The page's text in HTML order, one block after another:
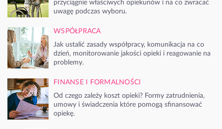
przyciągnie właściwych opiekunów i na co zwracać
uwagę podczas wyboru.
WSPÓŁPRACA
Jak ustalić zasady współpracy, komunikacja na co
dzień, monitorowanie jakości opieki i reagowanie na
problemy.
FINANSE I FORMALNOŚCI
Od czego zależy koszt opieki? Formy zatrudnienia,
umowy i świadczenia które pomogą sfinansować
opiekę.